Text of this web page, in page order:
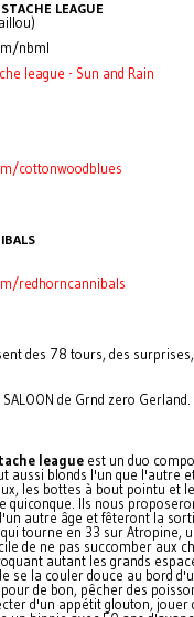
LEAGUE
nbml
league - Sun and Rain
cottonwoodblues
redhorncannibals
des 78 tours, des
de Grnd zero Gerland.
leagueest un duo
aussi blonds l'un que l'autre
les bottes à bout pointu et
quiconque. Ils nous
autre âge et fêteront la
tourne en 33 sur Atropine,
de ne pas succomber aux
autant les grands
se la couler douce au bord
de bon, pêcher des
d'un appétit glouton, jouer